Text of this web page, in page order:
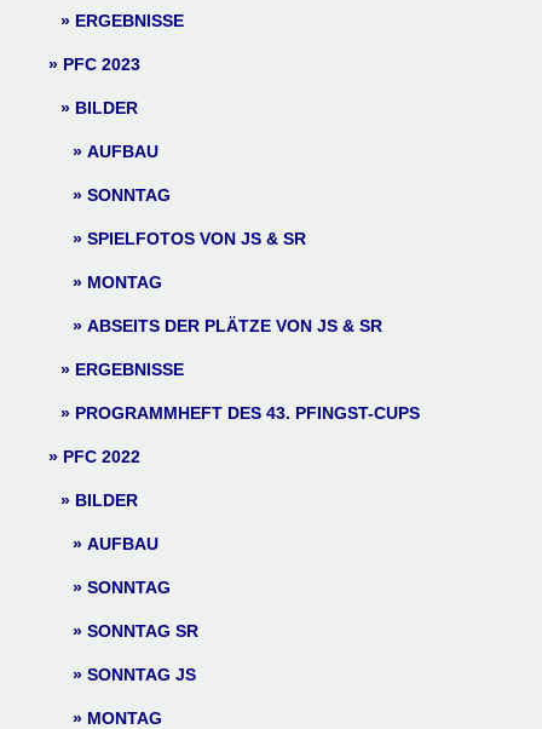
ERGEBNISSE
PFC 2023
BILDER
AUFBAU
SONNTAG
SPIELFOTOS VON JS & SR
MONTAG
ABSEITS DER PLÄTZE VON JS & SR
ERGEBNISSE
PROGRAMMHEFT DES 43. PFINGST-CUPS
PFC 2022
BILDER
AUFBAU
SONNTAG
SONNTAG SR
SONNTAG JS
MONTAG